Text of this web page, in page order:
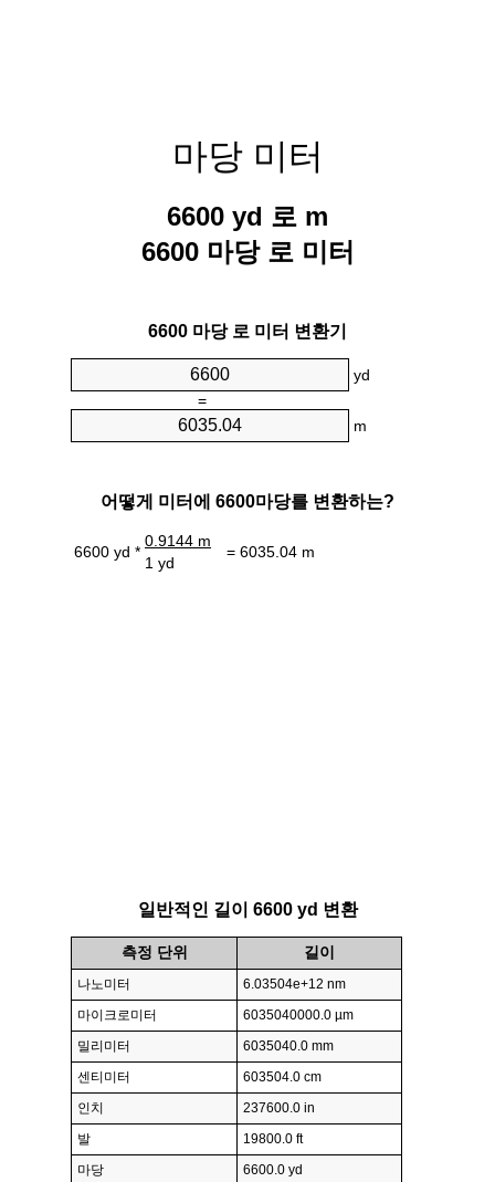
마당 미터
6600 yd 로 m
6600 마당 로 미터
6600 마당 로 미터 변환기
yd
=
m
어떻게 미터에 6600마당를 변환하는?
6600 yd *
0.9144 m
= 6035.04 m
1 yd
일반적인 길이 6600 yd 변환
측정 단위 길이
나노미터
6.03504e+12 nm
마이크로미터
6035040000.0 µm
밀리미터
6035040.0 mm
센티미터
603504.0 cm
인치
237600.0 in
발
19800.0 ft
마당
6600.0 yd